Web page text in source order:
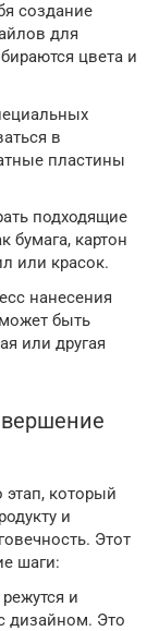
создание
для
цвета и
в
пластины
подходящие
бумага, картон
или красок.
нанесения
быть
или другая
этап, который
и
Этот
шаги:
и
дизайном. Это